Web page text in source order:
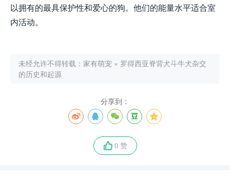
以拥有的最具保护性和爱心的狗。他们的能量水平适合室
内活动。
未经允许不得转载： 家有萌宠 » 罗得西亚脊背犬斗牛犬杂交
的历史和起源
分享到：
0 赞